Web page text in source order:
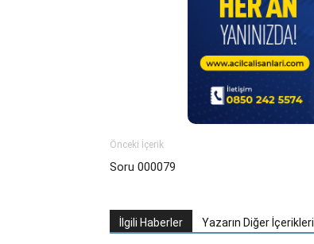
Önceki İçerik
Soru 000079
İlgili Haberler Yazarın Diğer İçerikleri